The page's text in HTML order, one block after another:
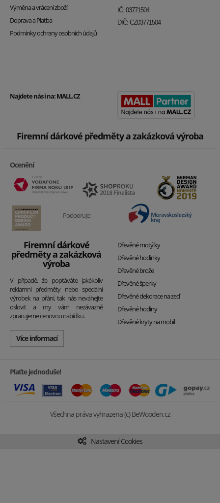
Výměna a vrácení zboží
Doprava a Platba
Podmínky ochrany osobních údajů
IČ: 03771504
DIČ: CZ03771504
Najdete nás i na:MALL.CZ
Firemní dárkové předměty a zakázková výroba
Ocenění
Podporuje:
Firemní dárkové
předměty a zakázková
výroba
V případě, že poptáváte jakékoliv
reklamní předměty nebo speciální
výrobek na přání, tak nás neváhejte
oslovit a my vám nezávazně
zpracujeme cenovou nabídku.
Více informací
Dřevěné motýlky
Dřevěné hodinky
Dřevěné brože
Dřevěné šperky
Dřevěné dekorace na zeď
Dřevěné hodiny
Dřevěné kryty na mobil
Plaťte jednoduše!
Všechna práva vyhrazena (c) BeWooden.cz
Nastavení Cookies